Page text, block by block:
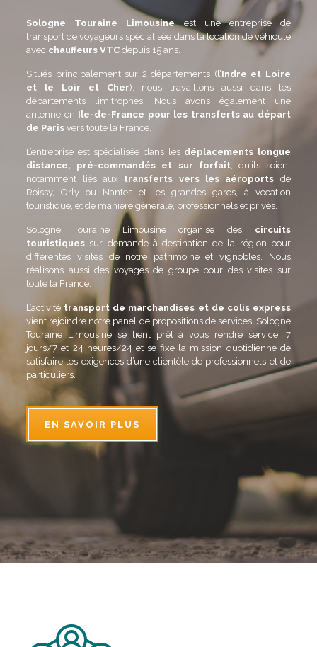
Sologne Touraine Limousineest une entreprise de
transport de voyageurs spécialisée dans la location de véhicule
avec chauffeurs VTC depuis 15 ans.
Situés principalement sur 2 départements (l’Indre et Loire
et le Loir et Cher), nous travaillons aussi dans les
départements limitrophes. Nous avons également une
antenne en Ile-de-France pour les transferts au départ
de Parisvers toute la France.
L’entreprise est spécialisée dans les déplacements longue
distance, pré-commandés et sur forfait, qu’ils soient
notamment liés aux transferts vers les aéroports de
Roissy, Orly ou Nantes et les grandes gares, à vocation
touristique, et de manière générale, professionnels et privés.
Sologne Touraine Limousine organise des circuits
touristiques sur demande à destination de la région pour
différentes visites de notre patrimoine et vignobles. Nous
réalisons aussi des voyages de groupe pour des visites sur
toute la France.
L’activité transport de marchandises et de colis express
vient rejoindre notre panel de propositions de services. Sologne
Touraine Limousine se tient prêt à vous rendre service, 7
jours/7 et 24 heures/24 et se fixe la mission quotidienne de
satisfaire les exigences d’une clientèle de professionnels et de
particuliers.
EN SAVOIR PLUS